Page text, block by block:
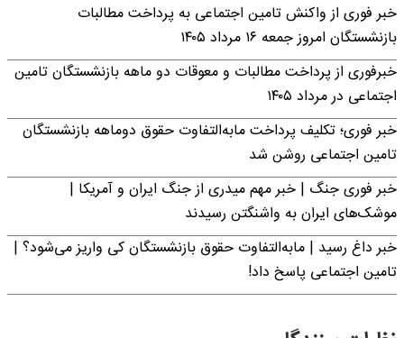
خبر فوری از واکنش تامین اجتماعی به پرداخت مطالبات
بازنشستگان امروز جمعه ۱۶ مرداد ۱۴۰۵
خبرفوری از پرداخت مطالبات و معوقات دو ماهه بازنشستگان تامین
اجتماعی در مرداد ۱۴۰۵
خبر فوری؛ تکلیف پرداخت مابه‌التفاوت حقوق دوماهه بازنشستگان
تامین اجتماعی روشن شد
خبر فوری جنگ | خبر مهم میدری از جنگ ایران و آمریکا |
موشک‌های ایران به واشنگتن رسیدند
خبر داغ رسید | مابه‌التفاوت حقوق بازنشستگان کی واریز می‌شود؟ |
تامین اجتماعی پاسخ داد!